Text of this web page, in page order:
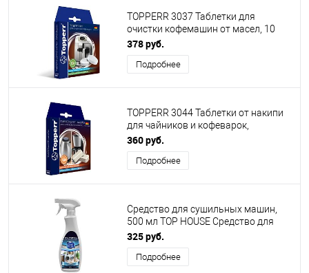
TOPPERR 3037 Таблетки для
очистки кофемашин от масел, 10
шт.*2 г R
378 руб.
Подробнее
TOPPERR 3044 Таблетки от накипи
для чайников и кофеварок,
компл.16 шт
360 руб.
Подробнее
Средство для сушильных машин,
500 мл TOP HOUSE Средство для
сушильных машин, 500 мл (181480)
325 руб.
Подробнее